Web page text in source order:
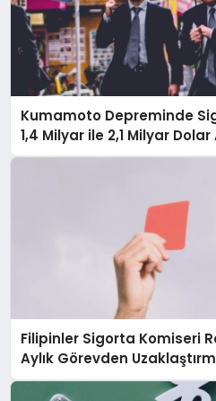
Kumamoto Depreminde
1,4 Milyar ile 2,1 Milyar Dolar
Filipinler Sigorta Komiseri
Aylık Görevden